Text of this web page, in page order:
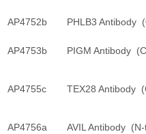
AP4752b PHLB3 Antibody
AP4753b PIGM Antibody
AP4755c TEX28 Antibody
AP4756a AVIL Antibody